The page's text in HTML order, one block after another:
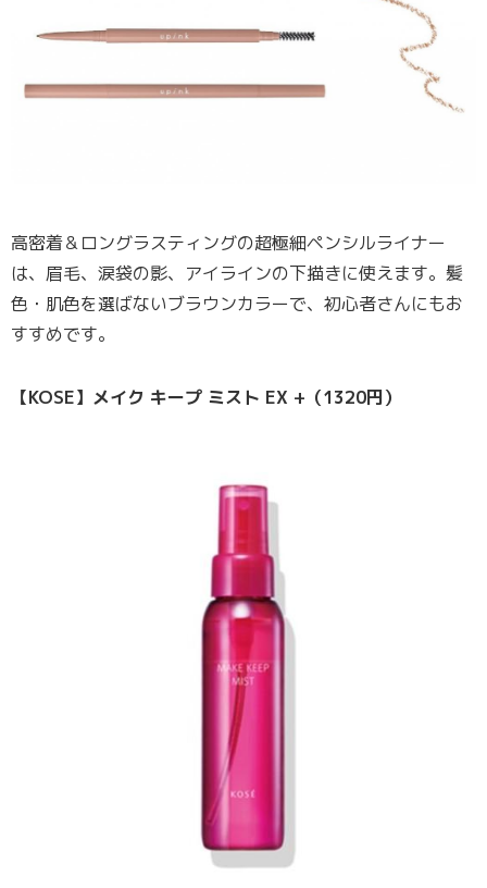
高密着＆ロングラスティングの超極細ペンシルライナー
は、眉毛、涙袋の影、アイラインの下描きに使えます。髪
色・肌色を選ばないブラウンカラーで、初心者さんにもお
すすめです。
【KOSE】メイク キープ ミスト EX +（1320円）